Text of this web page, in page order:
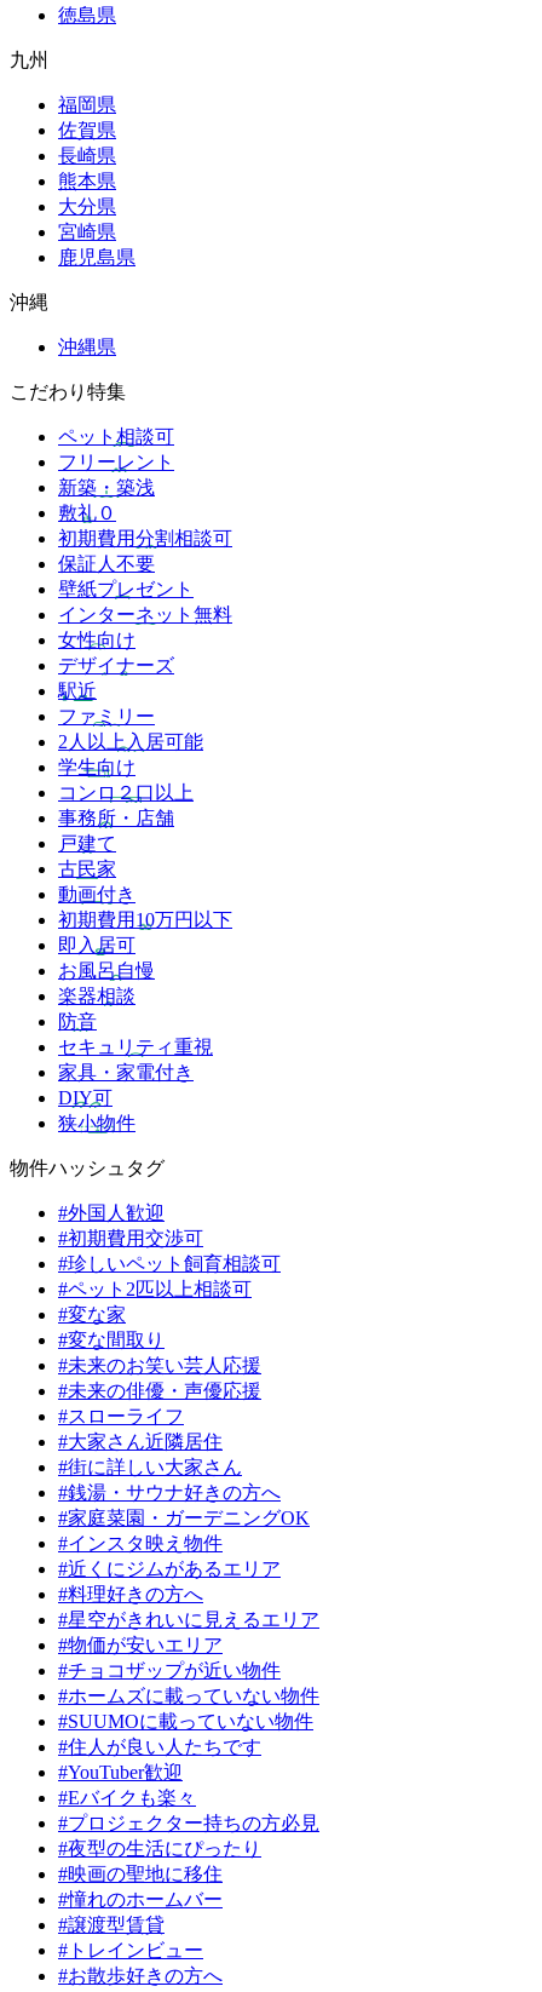
徳島県
九州
福岡県
佐賀県
長崎県
熊本県
大分県
宮崎県
鹿児島県
沖縄
沖縄県
こだわり特集
ペット相談可
フリーレント
新築・築浅
敷礼０
初期費用分割相談可
保証人不要
壁紙プレゼント
インターネット無料
女性向け
デザイナーズ
駅近
ファミリー
2人以上入居可能
学生向け
コンロ２口以上
事務所・店舗
戸建て
古民家
動画付き
初期費用10万円以下
即入居可
お風呂自慢
楽器相談
防音
セキュリティ重視
家具・家電付き
DIY可
狭小物件
物件ハッシュタグ
#外国人歓迎
#初期費用交渉可
#珍しいペット飼育相談可
#ペット2匹以上相談可
#変な家
#変な間取り
#未来のお笑い芸人応援
#未来の俳優・声優応援
#スローライフ
#大家さん近隣居住
#街に詳しい大家さん
#銭湯・サウナ好きの方へ
#家庭菜園・ガーデニングOK
#インスタ映え物件
#近くにジムがあるエリア
#料理好きの方へ
#星空がきれいに見えるエリア
#物価が安いエリア
#チョコザップが近い物件
#ホームズに載っていない物件
#SUUMOに載っていない物件
#住人が良い人たちです
#YouTuber歓迎
#Eバイクも楽々
#プロジェクター持ちの方必見
#夜型の生活にぴったり
#映画の聖地に移住
#憧れのホームバー
#譲渡型賃貸
#トレインビュー
#お散歩好きの方へ